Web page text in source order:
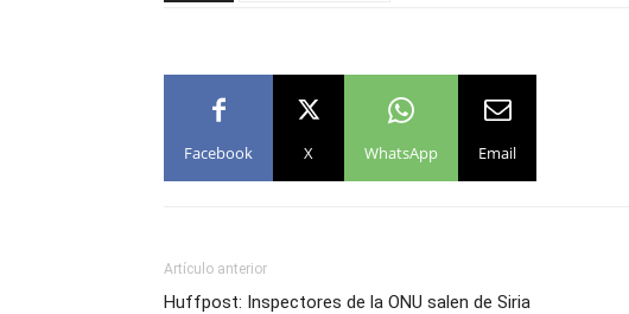
Facebook X WhatsApp Email
Artículo anterior
Huffpost: Inspectores de la ONU salen de Siria